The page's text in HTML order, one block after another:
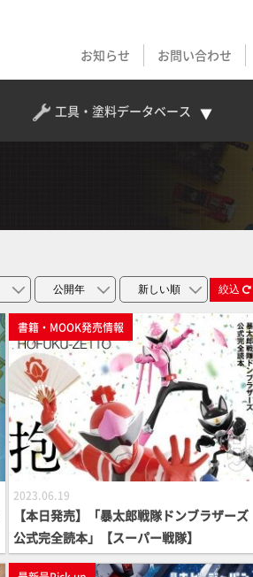
お知らせ
お問い合わせ
工具・塗料データベース
絞込
書籍・MOOK発売情報
2023.06.19
【本日発売】「暴太郎戦隊ドンブラザーズ
公式完全読本」【スーパー戦隊】